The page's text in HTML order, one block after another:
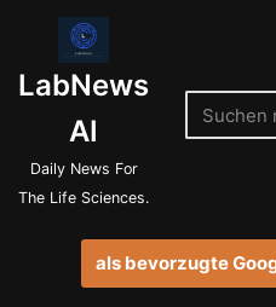
Inhalt
springen
LabNews
AI
Daily News For
The Life Sciences.
als bevorzugte